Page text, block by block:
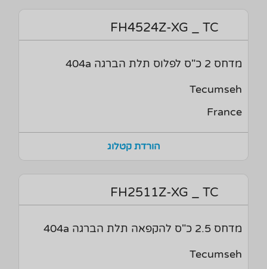
FH4524Z-XG _ TC
מדחס 2 כ"ס לפלוס תלת הברגה 404a
Tecumseh
France
הורדת קטלוג
FH2511Z-XG _ TC
מדחס 2.5 כ"ס להקפאה תלת הברגה 404a
Tecumseh